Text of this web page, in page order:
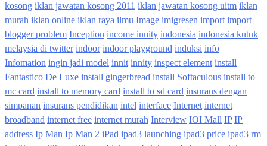
kosong iklan jawatan kosong 2011 iklan jawatan kosong uitm iklan
murah iklan online iklan raya ilmu Image imigresen import import
blogger problem Inception income innity indonesia indonesia kutuk
melaysia di twitter indoor indoor playground induksi info
Infomation ingin jadi model innit innity inspect element install
Fantastico De Luxe install gingerbread install Softaculous install to
mc card install to memory card install to sd card insurans dengan
simpanan insurans pendidikan intel interface Internet internet
broadband internet free internet murah Interview IOI Mall IP IP
address Ip Man Ip Man 2 iPad ipad3 launching ipad3 price ipad3 rm